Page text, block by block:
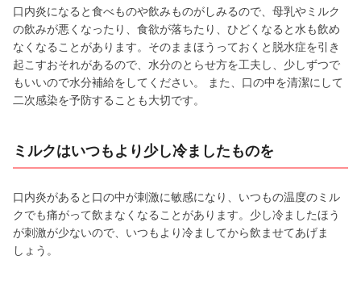
口内炎になると食べものや飲みものがしみるので、母乳やミルク
の飲みが悪くなったり、食欲が落ちたり、ひどくなると水も飲め
なくなることがあります。そのままほうっておくと脱水症を引き
起こすおそれがあるので、水分のとらせ方を工夫し、少しずつで
もいいので水分補給をしてください。 また、口の中を清潔にして
二次感染を予防することも大切です。
ミルクはいつもより少し冷ましたものを
口内炎があると口の中が刺激に敏感になり、いつもの温度のミル
クでも痛がって飲まなくなることがあります。少し冷ましたほう
が刺激が少ないので、いつもより冷ましてから飲ませてあげま
しょう。